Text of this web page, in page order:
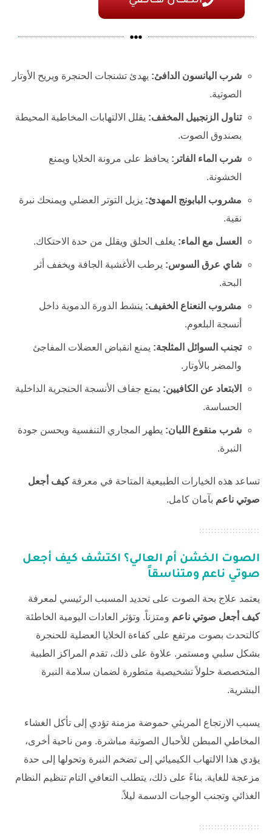
شرب اليانسون الدافئ: يهدئ تشنجات الحنجرة ويريح الأوتار
الصوتية.
تناول الزنجبيل المخفف: يقلل الالتهابات المخاطية المحيطة
بصندوق الصوت.
شرب الماء الفاتر: يحافظ على مرونة الخلايا ويمنع
الخشونة.
مشروب البابونج المهدئ: يزيل التوتر العضلي ويمنحك نبرة
نقية.
العسل مع الماء: يغلف الحلق ويقلل من حدة الاحتكاك.
شاي عرق السوس: يرطب الأغشية الجافة ويخفف أثر
البحة.
مشروب النعناع الخفيف: ينشط الدورة الدموية داخل
أنسجة البلعوم.
تجنب السوائل المثلجة: يمنع انقباض العضلات المفاجئ
والمضر بالأوتار.
الابتعاد عن الكافيين: يمنع جفاف الأنسجة الحنجرية الداخلية
الحساسة.
شرب منقوع اللبان: يطهر المجاري التنفسية ويحسن جودة
النبرة.
تساعد هذه الخيارات الطبيعية المتاحة في معرفةكيف أجعل
صوتي ناعم بآمان كامل.
الصوت الخشن أم العالي؟ اكتشف كيف أجعل
صوتي ناعم ومتناسقاً
يعتمد علاج بحة الصوت على تحديد المسبب الرئيسي لمعرفة
كيف أجعل صوتي ناعم ومتزناً. وتؤثر العادات اليومية الخاطئة
كالتحدث بصوت مرتفع على كفاءة الخلايا العضلية للحنجرة
بشكل سلبي ومستمر. علاوة على ذلك، تقدم المراكز الطبية
المتخصصة حلولاً تشخيصية متطورة لضمان سلامة النبرة
البشرية.
يسبب الارتجاع المريئي حموضة مزمنة تؤدي إلى تأكل الغشاء
المخاطي المبطن للأحبال الصوتية مباشرة. ومن ناحية أخرى،
يؤدي هذا الالتهاب الكيميائي إلى تضخم النبرة وتحولها إلى حدة
مزعجة للغاية. بناءً على ذلك، يتطلب التعافي التام تنظيم النظام
الغذائي وتجنب الوجبات الدسمة ليلاً.